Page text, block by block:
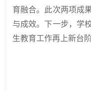
育融合。此次两项成
与成效。下一步，学
生教育工作再上新台阶